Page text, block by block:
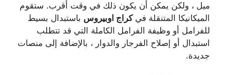
ميل ، ولكن يمكن أن يكون ذلك في وقت أقرب. ستقوم
الميكانيكا المتنقلة فيكراج اوبيروس باستبدال بسيط
للفرامل أو وظيفة الفرامل الكاملة التي قد تتطلب
استبدال أو إصلاح الفرجار والدوار ، بالإضافة إلى منصات
جديدة.